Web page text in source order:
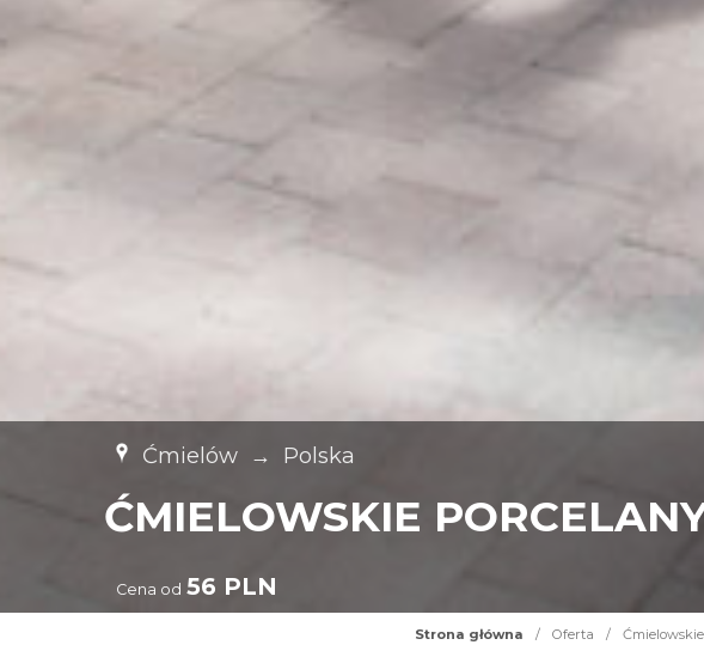
Ćmielów → Polska
ĆMIELOWSKIE
Cena od 56 PLN
Strona główna / Oferta /